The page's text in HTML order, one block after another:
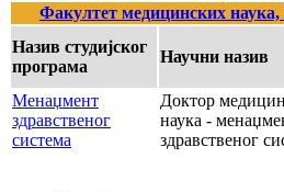
Факултет медицинских
Назив студијског
програма
Научни назив
Менаџмент
здравственог
система
Доктор
наука -
здравственог